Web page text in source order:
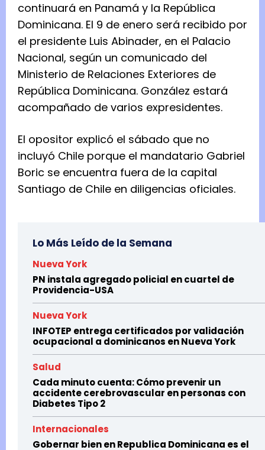
continuará en Panamá y la República
Dominicana. El 9 de enero será recibido por
el presidente Luis Abinader, en el Palacio
Nacional, según un comunicado del
Ministerio de Relaciones Exteriores de
República Dominicana. González estará
acompañado de varios expresidentes.
El opositor explicó el sábado que no
incluyó Chile porque el mandatario Gabriel
Boric se encuentra fuera de la capital
Santiago de Chile en diligencias oficiales.
Lo Más Leído de la Semana
Nueva York
PN instala agregado policial en cuartel de
Providencia-USA
Nueva York
INFOTEP entrega certificados por validación
ocupacional a dominicanos en Nueva York
Salud
Cada minuto cuenta: Cómo prevenir un
accidente cerebrovascular en personas con
Diabetes Tipo 2
Internacionales
Gobernar bien en Republica Dominicana es el